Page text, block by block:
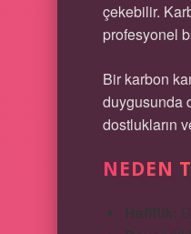
çekebilir.
profesyonel
Bir karbon
duygusunda
dostlukların
NEDEN
Hafiflik: